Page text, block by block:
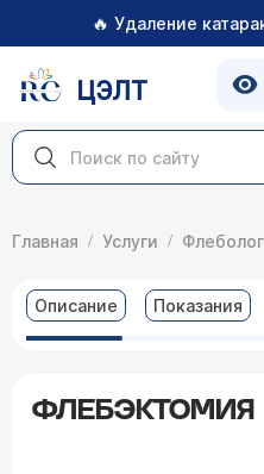
🔥 Удаление
ЦЭЛТ
Главная Услуги
Описание Показания
ФЛЕБЭКТОМИЯ